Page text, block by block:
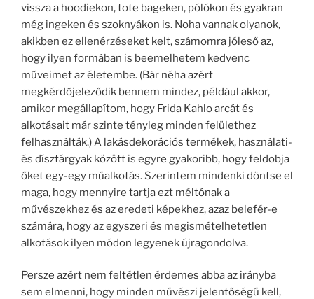
vissza a hoodiekon, tote bageken, pólókon és gyakran
még ingeken és szoknyákon is. Noha vannak olyanok,
akikben ez ellenérzéseket kelt, számomra jóleső az,
hogy ilyen formában is beemelhetem kedvenc
műveimet az életembe. (Bár néha azért
megkérdőjeleződik bennem mindez, például akkor,
amikor megállapítom, hogy Frida Kahlo arcát és
alkotásait már szinte tényleg minden felülethez
felhasználták.) A lakásdekorációs termékek, használati-
és dísztárgyak között is egyre gyakoribb, hogy feldobja
őket egy-egy műalkotás. Szerintem mindenki döntse el
maga, hogy mennyire tartja ezt méltónak a
művészekhez és az eredeti képekhez, azaz belefér-e
számára, hogy az egyszeri és megismételhetetlen
alkotások ilyen módon legyenek újragondolva.
Persze azért nem feltétlen érdemes abba az irányba
sem elmenni, hogy minden művészi jelentőségű kell,